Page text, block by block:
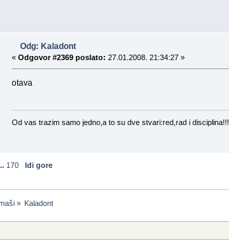
Odg: Kaladont
« Odgovor #2369 poslato: 27.01.2008. 21:34:27 »
otava
Od vas trazim samo jedno,a to su dve stvari:red,rad i disciplina!!!
170
Idi gore
» Kaladont